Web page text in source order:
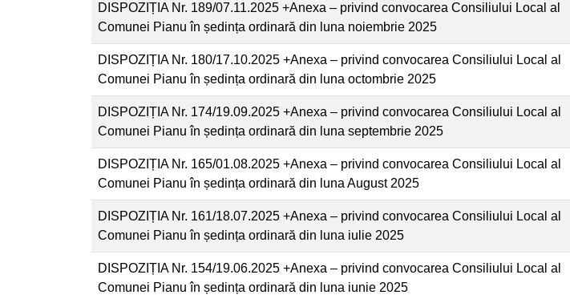
DISPOZIȚIA Nr. 189/07.11.2025 +Anexa – privind convocarea Consiliului Local al
Comunei Pianu în ședința ordinară din luna noiembrie 2025
DISPOZIȚIA Nr. 180/17.10.2025 +Anexa – privind convocarea Consiliului Local al
Comunei Pianu în ședința ordinară din luna octombrie 2025
DISPOZIȚIA Nr. 174/19.09.2025 +Anexa – privind convocarea Consiliului Local al
Comunei Pianu în ședința ordinară din luna septembrie 2025
DISPOZIȚIA Nr. 165/01.08.2025 +Anexa – privind convocarea Consiliului Local al
Comunei Pianu în ședința ordinară din luna August 2025
DISPOZIȚIA Nr. 161/18.07.2025 +Anexa – privind convocarea Consiliului Local al
Comunei Pianu în ședința ordinară din luna iulie 2025
DISPOZIȚIA Nr. 154/19.06.2025 +Anexa – privind convocarea Consiliului Local al
Comunei Pianu în ședința ordinară din luna iunie 2025